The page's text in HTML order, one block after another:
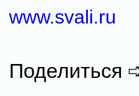
www.svali.ru
Поделиться